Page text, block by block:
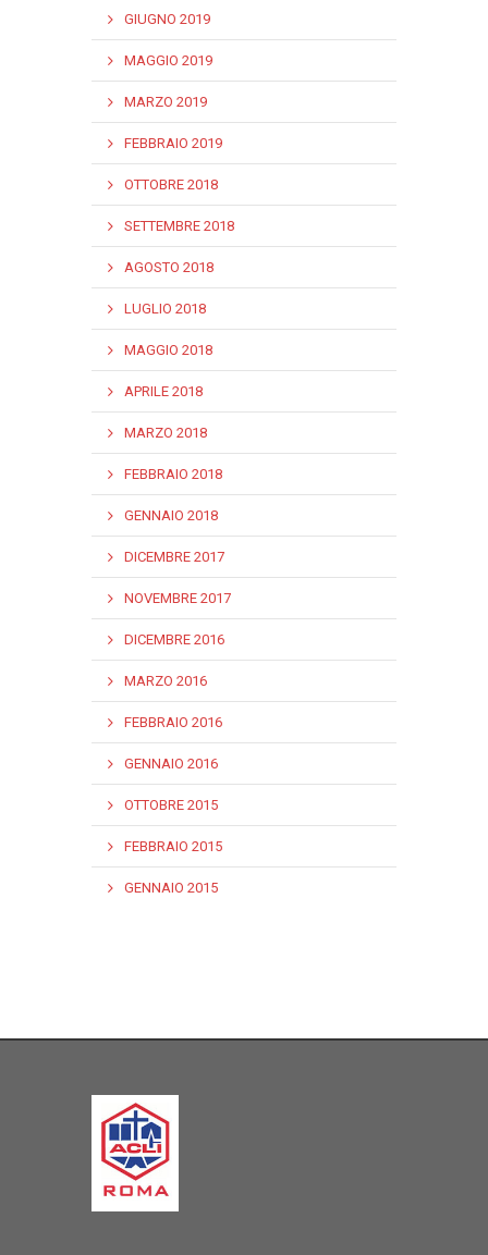
GIUGNO 2019
MAGGIO 2019
MARZO 2019
FEBBRAIO 2019
OTTOBRE 2018
SETTEMBRE 2018
AGOSTO 2018
LUGLIO 2018
MAGGIO 2018
APRILE 2018
MARZO 2018
FEBBRAIO 2018
GENNAIO 2018
DICEMBRE 2017
NOVEMBRE 2017
DICEMBRE 2016
MARZO 2016
FEBBRAIO 2016
GENNAIO 2016
OTTOBRE 2015
FEBBRAIO 2015
GENNAIO 2015